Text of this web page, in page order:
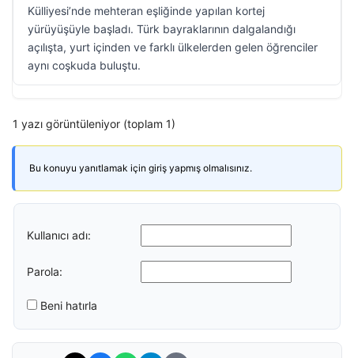
Külliyesi’nde mehteran eşliğinde yapılan kortej
yürüyüşüyle başladı. Türk bayraklarının dalgalandığı
açılışta, yurt içinden ve farklı ülkelerden gelen öğrenciler
aynı coşkuda buluştu.
1 yazı görüntüleniyor (toplam 1)
Bu konuyu yanıtlamak için giriş yapmış olmalısınız.
Kullanıcı adı:
Parola:
Beni hatırla